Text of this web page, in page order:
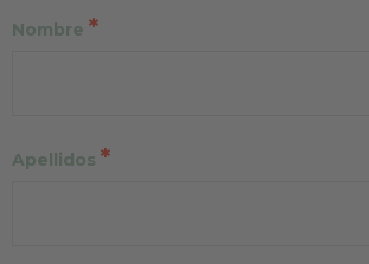
Nombre *
Apellidos *